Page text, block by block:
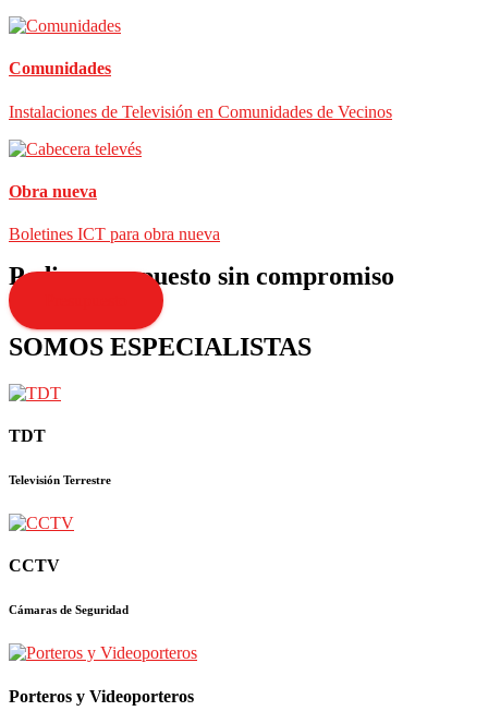
Comunidades
Instalaciones de Televisión en Comunidades de Vecinos
Obra nueva
Boletines ICT para obra nueva
Pedir presupuesto sin compromiso
SOMOS ESPECIALISTAS
TDT
Televisión Terrestre
CCTV
Cámaras de Seguridad
Porteros y Videoporteros